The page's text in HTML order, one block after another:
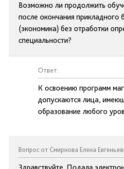
Возможно ли продолжить
после окончания прикладного
(экономика) без отработки
специальности?
Ответ:
К освоению программ
допускаются лица,
образование любого
Вопрос от Смирнова Елена